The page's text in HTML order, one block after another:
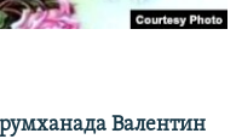
Валентин